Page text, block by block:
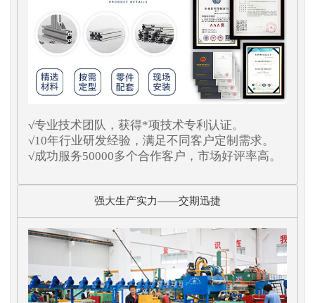
√专业技术团队，获得*项技术专利认证。
√10年行业研发经验，满足不同客户定制需求。
√成功服务50000多个合作客户，市场好评率高。
强大生产实力——交期迅捷